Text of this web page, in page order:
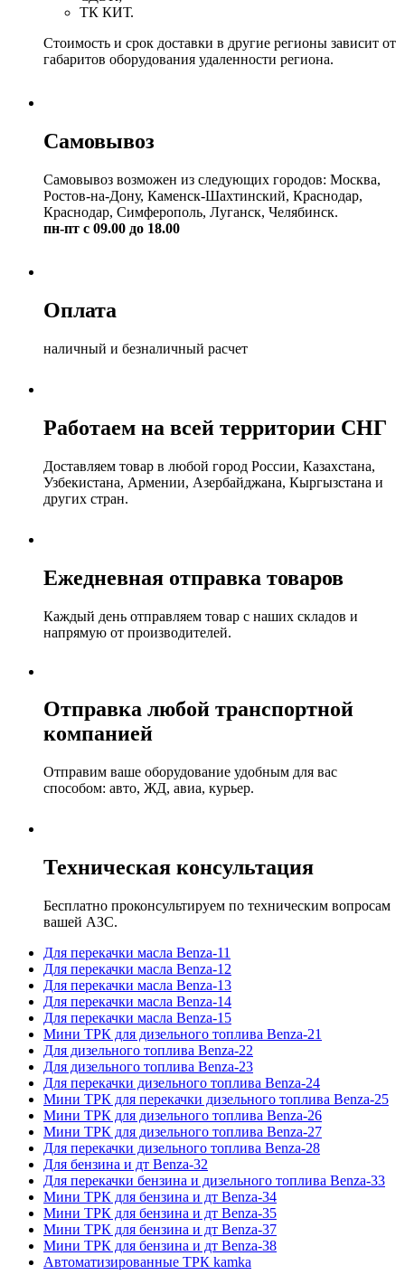
ТК КИТ.
Стоимость и срок доставки в другие регионы зависит от
габаритов оборудования удаленности региона.
Самовывоз
Самовывоз возможен из следующих городов: Москва,
Ростов-на-Дону, Каменск-Шахтинский, Краснодар,
Краснодар, Симферополь, Луганск, Челябинск.
пн-пт с 09.00 до 18.00
Оплата
наличный и безналичный расчет
Работаем на всей территории СНГ
Доставляем товар в любой город России, Казахстана,
Узбекистана, Армении, Азербайджана, Кыргызстана и
других стран.
Ежедневная отправка товаров
Каждый день отправляем товар с наших складов и
напрямую от производителей.
Отправка любой транспортной
компанией
Отправим ваше оборудование удобным для вас
способом: авто, ЖД, авиа, курьер.
Техническая консультация
Бесплатно проконсультируем по техническим вопросам
вашей АЗС.
Для перекачки масла Benza-11
Для перекачки масла Benza-12
Для перекачки масла Benza-13
Для перекачки масла Benza-14
Для перекачки масла Benza-15
Мини ТРК для дизельного топлива Benza-21
Для дизельного топлива Benza-22
Для дизельного топлива Benza-23
Для перекачки дизельного топлива Benza-24
Мини ТРК для перекачки дизельного топлива Benza-25
Мини ТРК для дизельного топлива Benza-26
Мини ТРК для дизельного топлива Benza-27
Для перекачки дизельного топлива Benza-28
Для бензина и дт Benza-32
Для перекачки бензина и дизельного топлива Benza-33
Мини ТРК для бензина и дт Benza-34
Мини ТРК для бензина и дт Benza-35
Мини ТРК для бензина и дт Benza-37
Мини ТРК для бензина и дт Benza-38
Автоматизированные ТРК kamka